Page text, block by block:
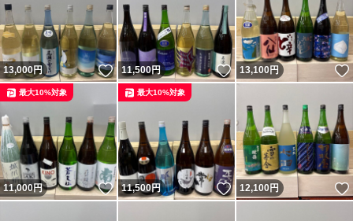
13,000円 いいね！
11,500円 いいね！
13,100円
11,000円 いいね！
最大10%対象
11,500円 いいね！
最大10%対象
12,100円